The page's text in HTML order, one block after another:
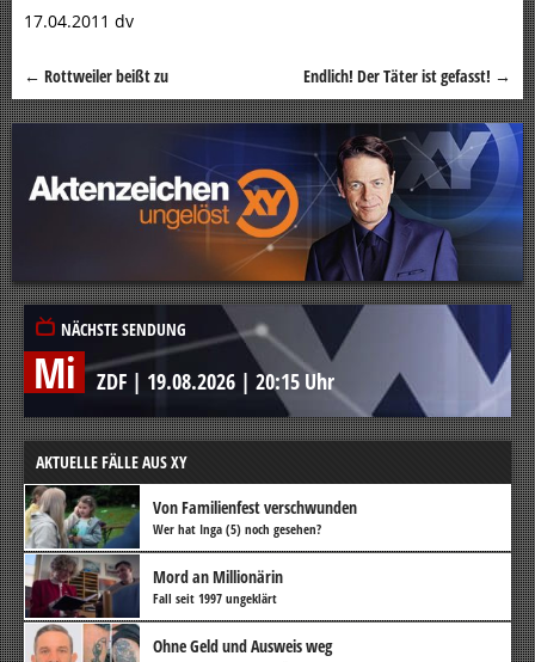
17.04.2011 dv
Beitragsnavigation
← Rottweiler beißt zu Endlich! Der Täter ist gefasst! →
NÄCHSTE SENDUNG
Mi ZDF | 19.08.2026 | 20:15 Uhr
AKTUELLE FÄLLE AUS XY
Von Familienfest verschwunden
Wer hat Inga (5) noch gesehen?
Mord an Millionärin
Fall seit 1997 ungeklärt
Ohne Geld und Ausweis weg